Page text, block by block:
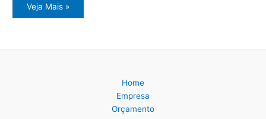
Assistência
Técnica
Veja Mais »
Home
Empresa
Orçamento